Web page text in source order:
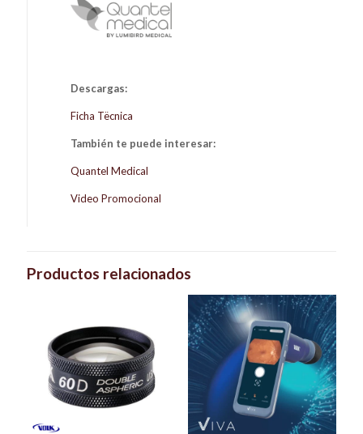
Descargas:
Ficha Tëcnica
También te puede interesar:
Quantel Medical
Video Promocional
Productos relacionados